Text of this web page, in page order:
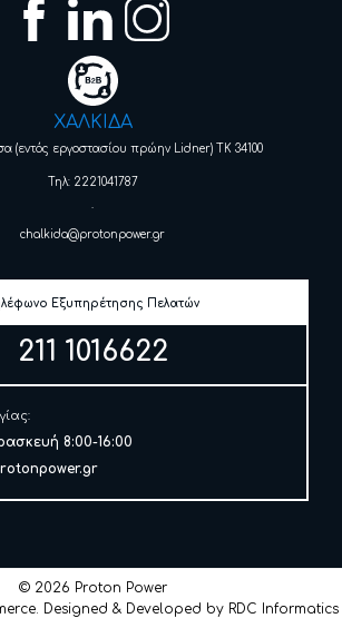
ΧΑΛΚΙΔΑ
(εντός εργοστασίου πρώην Lidner) ΤΚ 34100
Τηλ: 2221041787
chalkida@protonpower.gr
Εξυπηρέτησης Πελατών
211 1016622
8:00-16:00
© 2026 Proton Power
. Designed & Developed by RDC Informatics